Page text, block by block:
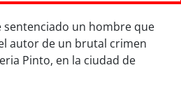
sentenciado un hombre que
autor de un brutal crimen
Pinto, en la ciudad de